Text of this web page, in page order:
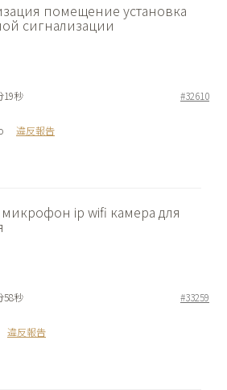
помещение установка
сигнализации
19秒 #32610
違反報告
микрофон ip wifi камера для
58秒 #33259
違反報告